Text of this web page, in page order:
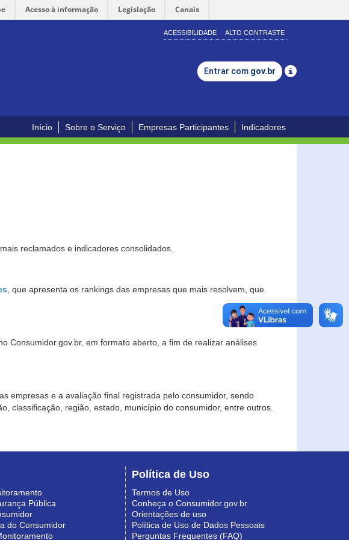
Acesso à informação Legislação Canais
ACESSIBILIDADE ALTO CONTRASTE
Entrar com gov.br
Início Sobre o Serviço Empresas Participantes Indicadores
reclamados e indicadores consolidados.
, que apresenta os rankings das empresas que mais resolvem, que
Consumidor.gov.br, em formato aberto, a fim de realizar análises
empresas e a avaliação final registrada pelo consumidor, sendo
classificação, região, estado, município do consumidor, entre outros.
Pública
do Consumidor
Política de Uso
Termos de Uso
Conheça o Consumidor.gov.br
Orientações de uso
Política de Uso de Dados Pessoais
Perguntas Frequentes (FAQ)